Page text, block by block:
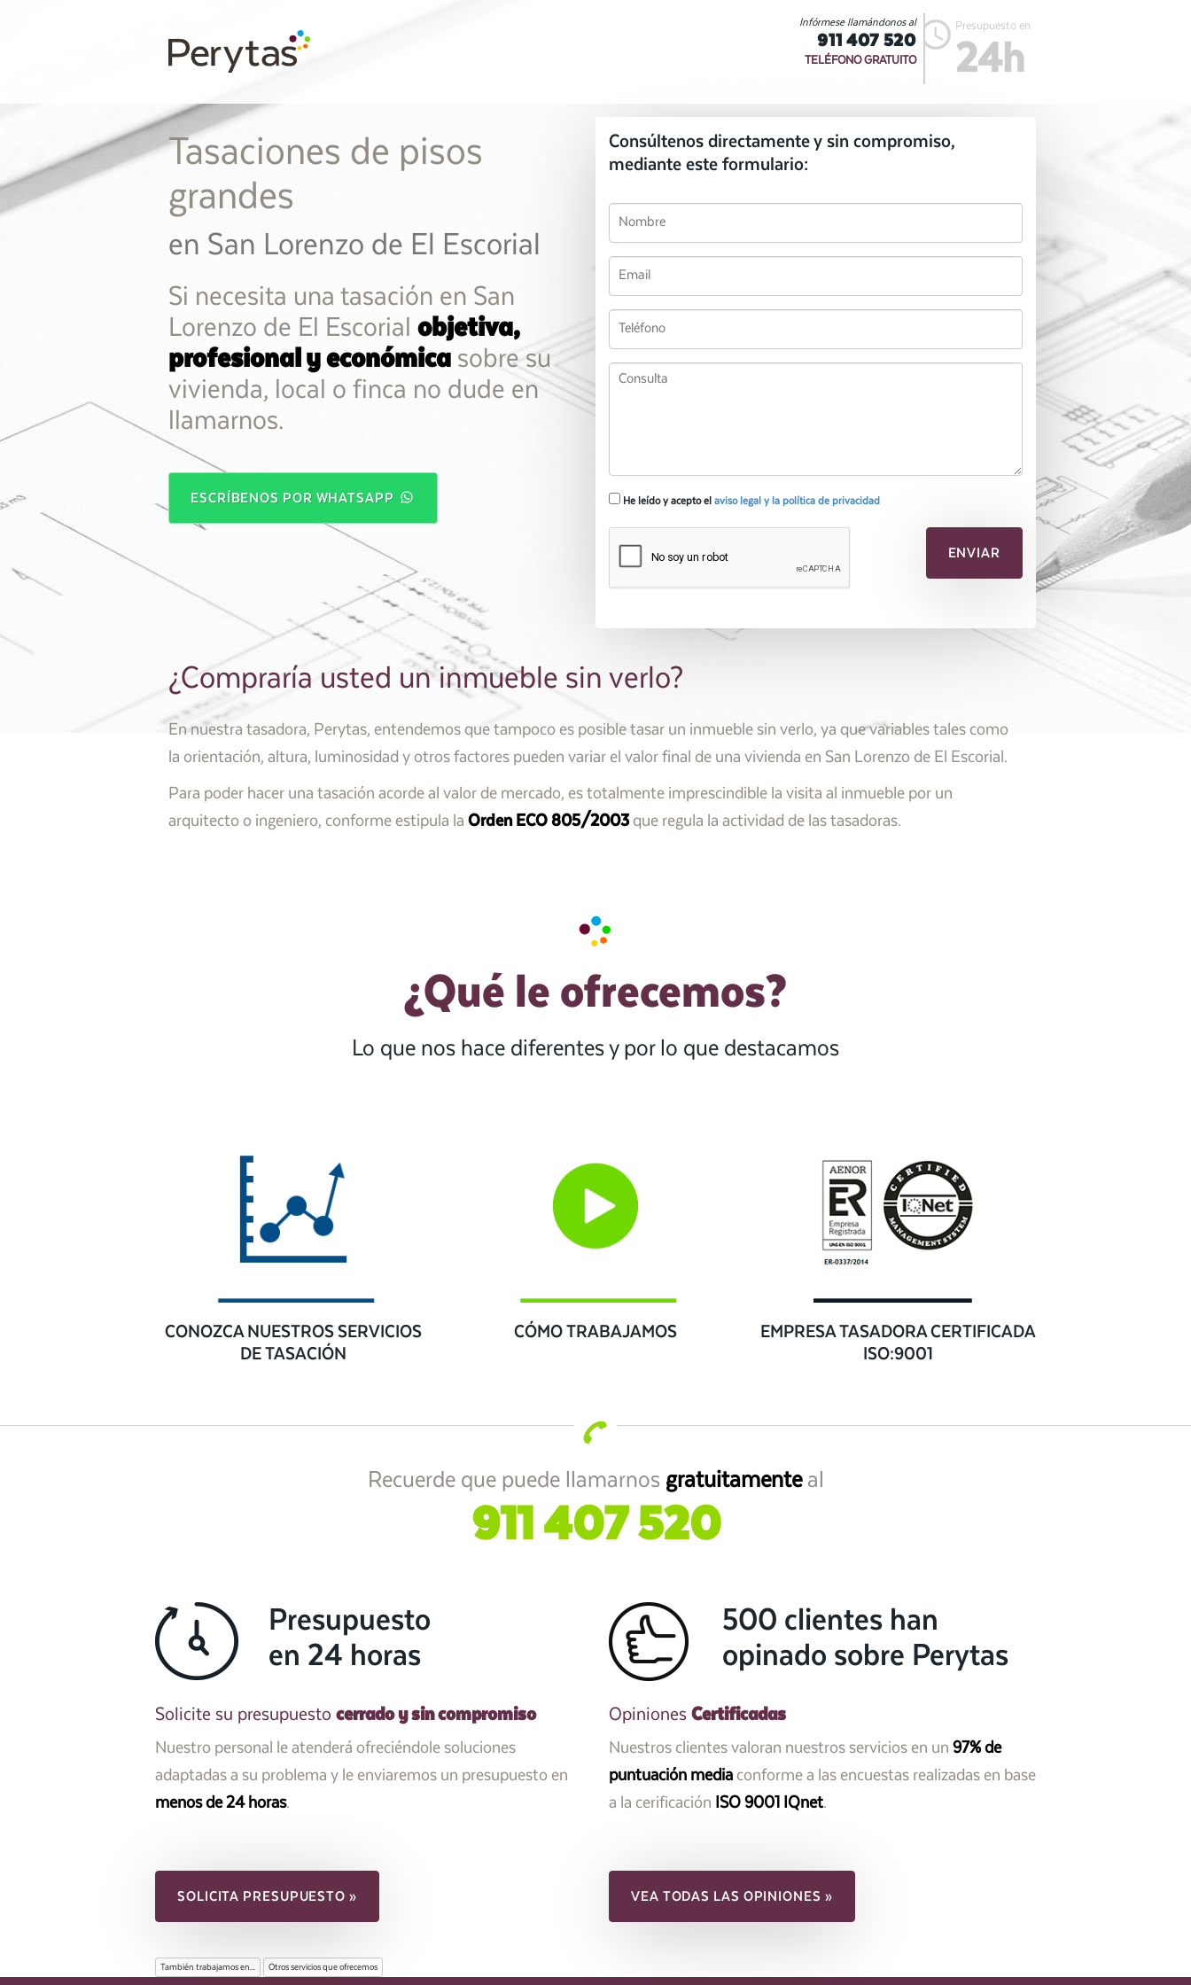
Presupuesto en
24h
Infórmese llamándonos al
911 407 520
TELÉFONO GRATUITO
Tasaciones de pisos
grandes
en San Lorenzo de El Escorial
Si necesita una tasación en San
Lorenzo de El Escorial objetiva,
profesional y económica sobre su
vivienda, local o finca no dude en
llamarnos.
ESCRÍBENOS POR WHATSAPP
Consúltenos directamente y sin compromiso,
mediante este formulario:
He leído y acepto el aviso legal y la política de privacidad
¿Compraría usted un inmueble sin verlo?
En nuestra tasadora, Perytas, entendemos que tampoco es posible tasar un inmueble sin verlo, ya que variables tales como
la orientación, altura, luminosidad y otros factores pueden variar el valor final de una vivienda en San Lorenzo de El Escorial.
Para poder hacer una tasación acorde al valor de mercado, es totalmente imprescindible la visita al inmueble por un
arquitecto o ingeniero, conforme estipula la Orden ECO 805/2003que regula la actividad de las tasadoras.
¿Qué le ofrecemos?
Lo que nos hace diferentes y por lo que destacamos
CONOZCA NUESTROS SERVICIOS
DE TASACIÓN
CÓMO TRABAJAMOS
EMPRESA TASADORA CERTIFICADA
ISO:9001
Recuerde que puede llamarnos gratuitamenteal
911 407 520
Presupuesto
en 24 horas
Solicite su presupuesto cerrado y sin compromiso
Nuestro personal le atenderá ofreciéndole soluciones
adaptadas a su problema y le enviaremos un presupuesto en
menos de 24 horas.
SOLICITA PRESUPUESTO »
500 clientes han
opinado sobre Perytas
Opiniones Certificadas
Nuestros clientes valoran nuestros servicios en un 97% de
puntuación mediaconforme a las encuestas realizadas en base
a la cerificación ISO 9001 IQnet.
VEA TODAS LAS OPINIONES »
También trabajamos en... Otros servicios que ofrecemos